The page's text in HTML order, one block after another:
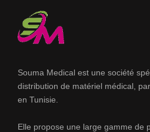
Souma Medical est une société
distribution de matériel médical,
en Tunisie.
Elle propose une large gamme de